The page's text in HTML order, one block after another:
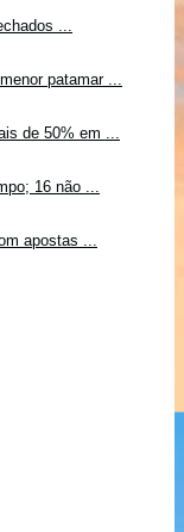
...
patamar ...
de 50% em ...
16 não ...
apostas ...